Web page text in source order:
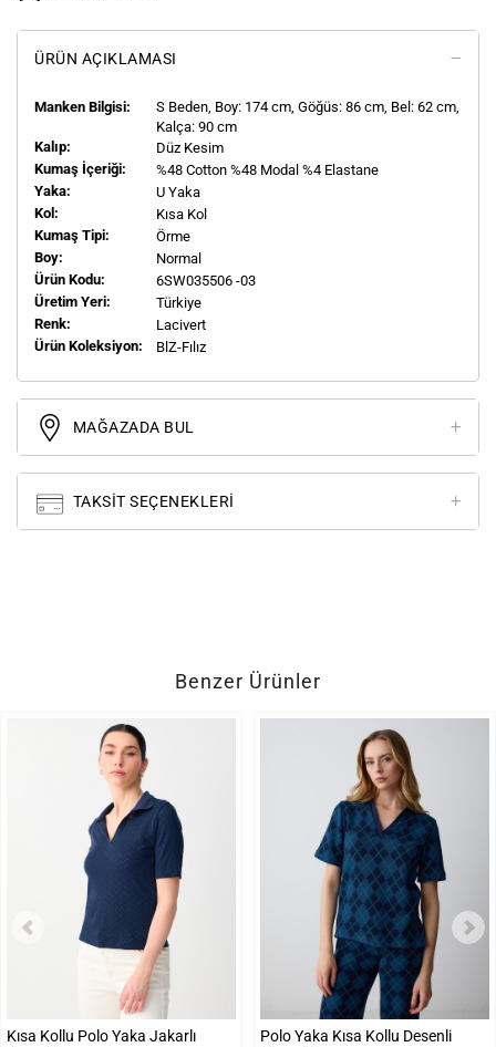
ÜRÜN AÇIKLAMASI
Manken Bilgisi: S Beden, Boy: 174 cm, Göğüs: 86 cm, Bel: 62 cm,
Kalça: 90 cm
Kalıp:
Düz Kesim
Kumaş İçeriği:
%48 Cotton %48 Modal %4 Elastane
Yaka:
U Yaka
Kol:
Kısa Kol
Kumaş Tipi:
Örme
Boy:
Normal
Ürün Kodu:
6SW035506 -03
Üretim Yeri:
Türkiye
Renk:
Lacivert
Ürün Koleksiyon:
BlZ-Fılız
MAĞAZADA BUL
TAKSIT SEÇENEKLERI
Benzer Ürünler
Kısa Kollu Polo Yaka Jakarlı
Polo Yaka Kısa Kollu Desenli